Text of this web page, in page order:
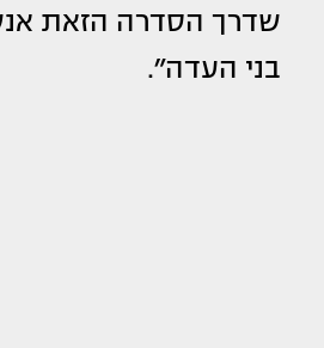
שדרך הסדרה הזאת
בני העדה״.